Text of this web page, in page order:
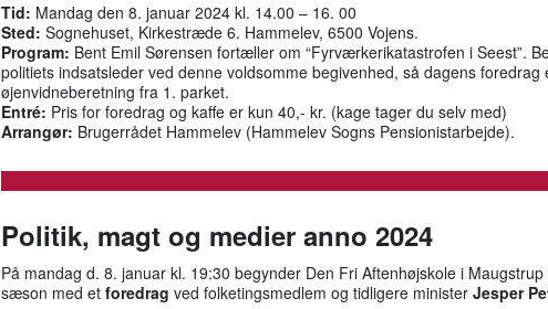
Tid: Mandag den 8. januar 2024 kl. 14.00 – 16. 00
Sted: Sognehuset, Kirkestræde 6. Hammelev, 6500 Vojens.
Program: Bent Emil Sørensen fortæller om “Fyrværkerikatastrofen i Seest”.
politiets indsatsleder ved denne voldsomme begivenhed, så dagens foredrag
øjenvidneberetning fra 1. parket.
Entré: Pris for foredrag og kaffe er kun 40,- kr. (kage tager du selv med)
Arrangør: Brugerrådet Hammelev (Hammelev Sogns Pensionistarbejde).
Politik, magt og medier anno 2024
På mandag d. 8. januar kl. 19:30 begynder Den Fri Aftenhøjskole i
sæson med et foredrag ved folketingsmedlem og tidligere minister Jesper